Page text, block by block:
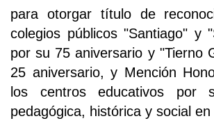
para otorgar título de
colegios públicos "Santiago" y
por su 75 aniversario y "Tierno
25 aniversario, y Mención
los centros educativos por
pedagógica, histórica y social en